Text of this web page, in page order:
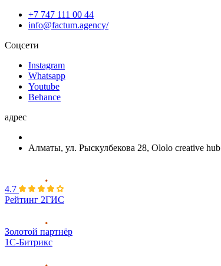
+7 747 111 00 44
info@factum.agency/
Соцсети
Instagram
Whatsapp
Youtube
Behance
адрес
Алматы, ул. Рыскулбекова 28, Ololo creative hub
4.7
Рейтинг 2ГИС
Золотой партнёр
1С-Битрикс